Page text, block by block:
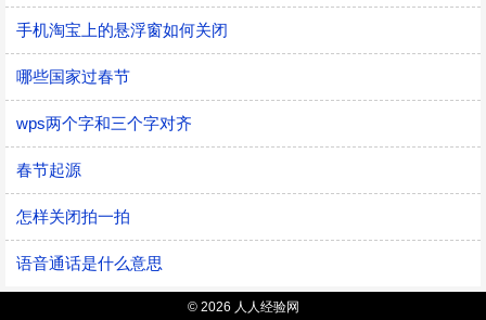
手机淘宝上的悬浮窗如何关闭
哪些国家过春节
wps两个字和三个字对齐
春节起源
怎样关闭拍一拍
语音通话是什么意思
© 2026 人人经验网